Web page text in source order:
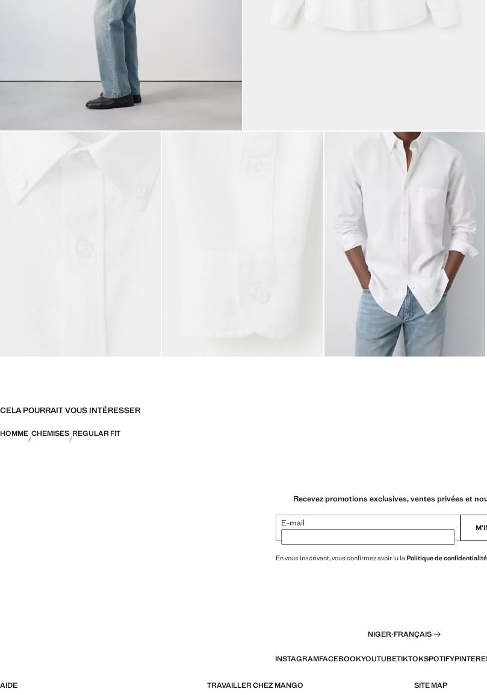
CELA POURRAIT VOUS INTÉRESSER
HOMME CHEMISES REGULAR FIT
Recevez promotions exclusives, ventes privées et
E-mail
En vous inscrivant, vous confirmez avoir lu laPolitique de confidentialité
NIGER·FRANÇAIS
INSTAGRAMFACEBOOKYOUTUBETIKTOKSPOTIFY
AIDE TRAVAILLER CHEZ MANGO SITE MAP